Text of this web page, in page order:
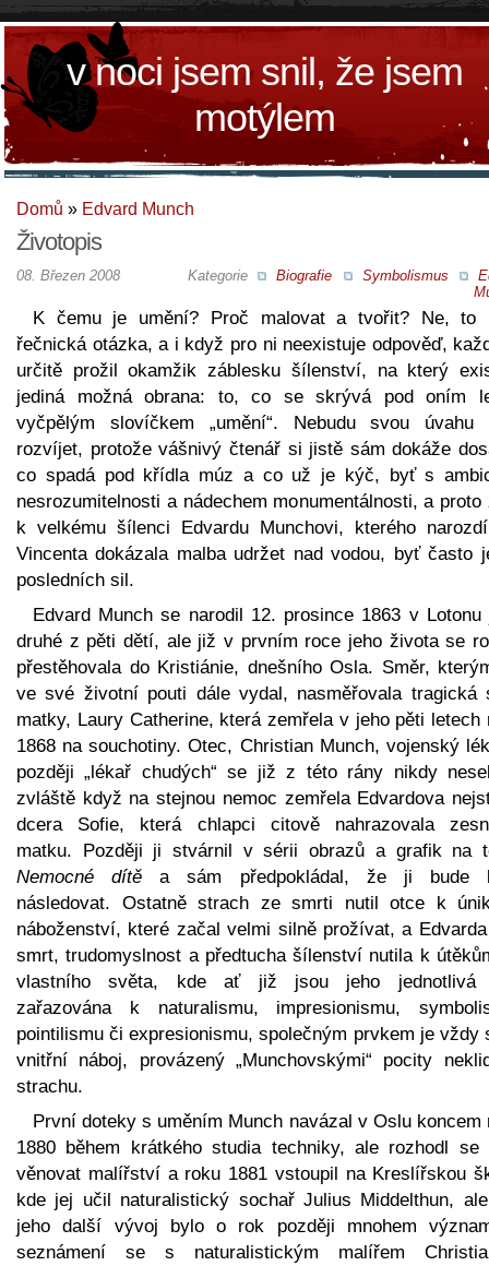
v noci jsem snil, že jsem
motýlem
Domů » Edvard Munch
Životopis
Kategorie Biografie Symbolismus
08. Březen 2008
K čemu je umění? Proč malovat a tvořit? Ne, to
řečnická otázka, a i když pro ni neexistuje odpověď,
určitě prožil okamžik záblesku šílenství, na který
jediná možná obrana: to, co se skrývá pod oním
vyčpělým slovíčkem „umění“. Nebudu svou úvahu
rozvíjet, protože vášnivý čtenář si jistě sám dokáže
co spadá pod křídla múz a co už je kýč, byť s
nesrozumitelnosti a nádechem monumentálnosti, a proto
k velkému šílenci Edvardu Munchovi, kterého
Vincenta dokázala malba udržet nad vodou, byť často
posledních sil.
Edvard Munch se narodil 12. prosince 1863 v Lotonu
druhé z pěti dětí, ale již v prvním roce jeho života se
přestěhovala do Kristiánie, dnešního Osla. Směr,
ve své životní pouti dále vydal, nasměřovala tragická
matky, Laury Catherine, která zemřela v jeho pěti letech
1868 na souchotiny. Otec, Christian Munch, vojenský
později „lékař chudých“ se již z této rány nikdy
zvláště když na stejnou nemoc zemřela Edvardova
dcera Sofie, která chlapci citově nahrazovala
matku. Později ji stvárnil v sérii obrazů a grafik na
Nemocné dítě a sám předpokládal, že ji bude
následovat. Ostatně strach ze smrti nutil otce k
náboženství, které začal velmi silně prožívat, a
smrt, trudomyslnost a předtucha šílenství nutila k
vlastního světa, kde ať již jsou jeho jednotlivá
zařazována k naturalismu, impresionismu,
pointilismu či expresionismu, společným prvkem je vždy
vnitřní náboj, provázený „Munchovskými“ pocity
strachu.
První doteky s uměním Munch navázal v Oslu koncem
1880 během krátkého studia techniky, ale rozhodl se
věnovat malířství a roku 1881 vstoupil na Kreslířskou
kde jej učil naturalistický sochař Julius Middelthun,
jeho další vývoj bylo o rok později mnohem
seznámení se s naturalistickým malířem